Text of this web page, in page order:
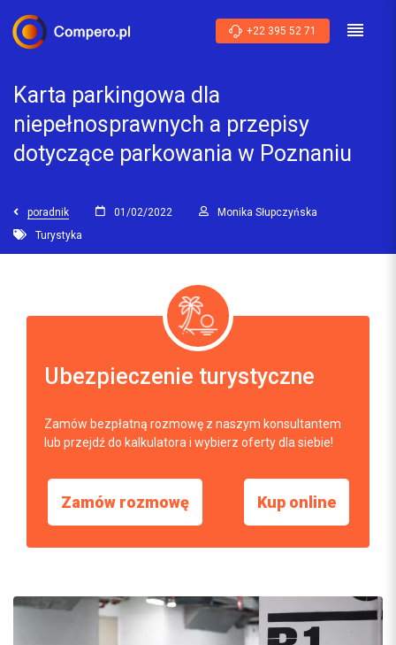
+22 395 52 71
Karta parkingowa dla
niepełnosprawnych a przepisy
dotyczące parkowania w Poznaniu
poradnik 01/02/2022
Monika Słupczyńska
Turystyka
Ubezpieczenie turystyczne
Zamów bezpłatną rozmowę z naszym konsultantem
lub przejdź do kalkulatora i wybierz oferty dla siebie!
Zamów rozmowę Kup online